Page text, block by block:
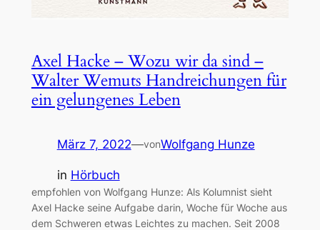
Axel Hacke – Wozu wir da sind –
Walter Wemuts Handreichungen für
ein gelungenes Leben
März 7, 2022—vonWolfgang Hunze
in Hörbuch
empfohlen von Wolfgang Hunze: Als Kolumnist sieht
Axel Hacke seine Aufgabe darin, Woche für Woche aus
dem Schweren etwas Leichtes zu machen. Seit 2008